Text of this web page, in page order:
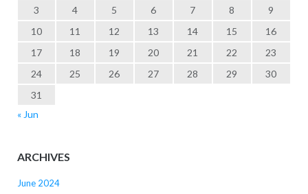
3
4 5 6 7 8
9
10
11 12 13 14 15
16
17
18 19 20 21 22
23
24
25 26 27 28 29
30
31
« Jun
ARCHIVES
June 2024